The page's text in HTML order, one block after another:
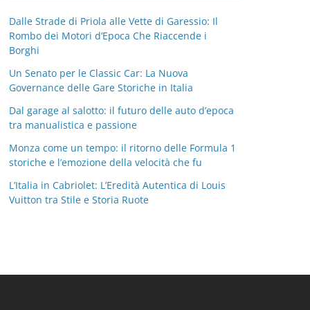
Dalle Strade di Priola alle Vette di Garessio: Il
Rombo dei Motori d’Epoca Che Riaccende i
Borghi
Un Senato per le Classic Car: La Nuova
Governance delle Gare Storiche in Italia
Dal garage al salotto: il futuro delle auto d’epoca
tra manualistica e passione
Monza come un tempo: il ritorno delle Formula 1
storiche e l’emozione della velocità che fu
L’Italia in Cabriolet: L’Eredità Autentica di Louis
Vuitton tra Stile e Storia Ruote